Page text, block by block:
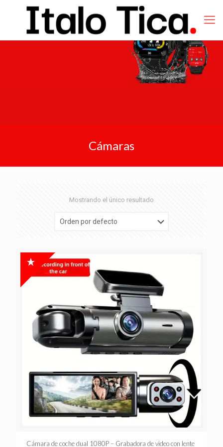
Cámaras
Mostrando el único resultado
Cámara de coche dual 1080P – Grabadora de video con lente